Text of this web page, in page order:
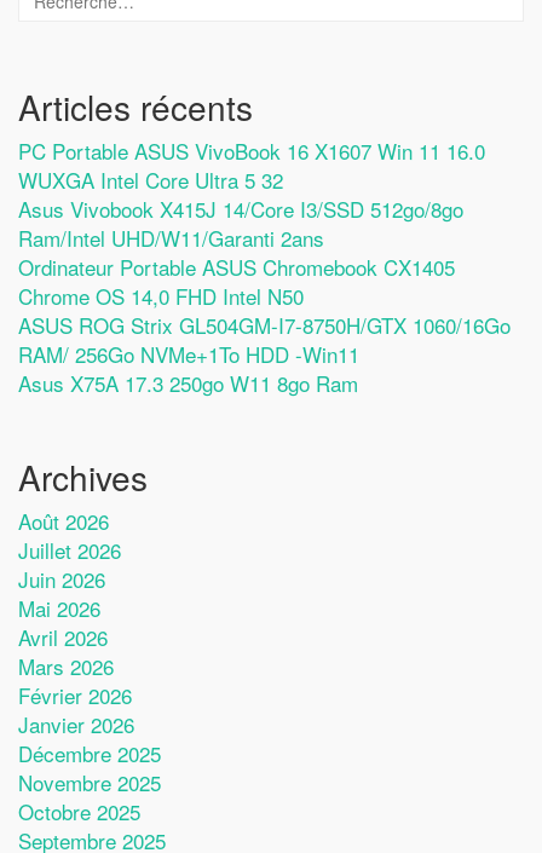
Articles récents
PC Portable ASUS VivoBook 16 X1607 Win 11 16.0
WUXGA Intel Core Ultra 5 32
Asus Vivobook X415J 14/Core I3/SSD 512go/8go
Ram/Intel UHD/W11/Garanti 2ans
Ordinateur Portable ASUS Chromebook CX1405
Chrome OS 14,0 FHD Intel N50
ASUS ROG Strix GL504GM-I7-8750H/GTX 1060/16Go
RAM/ 256Go NVMe+1To HDD -Win11
Asus X75A 17.3 250go W11 8go Ram
Archives
Août 2026
Juillet 2026
Juin 2026
Mai 2026
Avril 2026
Mars 2026
Février 2026
Janvier 2026
Décembre 2025
Novembre 2025
Octobre 2025
Septembre 2025